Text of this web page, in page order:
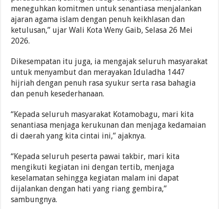
meneguhkan komitmen untuk senantiasa menjalankan
ajaran agama islam dengan penuh keikhlasan dan
ketulusan,” ujar Wali Kota Weny Gaib, Selasa 26 Mei
2026.
Dikesempatan itu juga, ia mengajak seluruh masyarakat
untuk menyambut dan merayakan Iduladha 1447
hijriah dengan penuh rasa syukur serta rasa bahagia
dan penuh kesederhanaan.
“Kepada seluruh masyarakat Kotamobagu, mari kita
senantiasa menjaga kerukunan dan menjaga kedamaian
di daerah yang kita cintai ini,” ajaknya.
“Kepada seluruh peserta pawai takbir, mari kita
mengikuti kegiatan ini dengan tertib, menjaga
keselamatan sehingga kegiatan malam ini dapat
dijalankan dengan hati yang riang gembira,”
sambungnya.